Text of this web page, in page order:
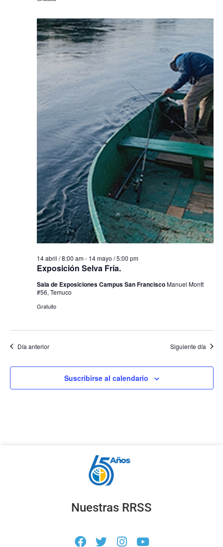
Exposición Selva Fría.
14 abril / 8:00 am- 14 mayo / 5:00 pm
Sala de Exposiciones Campus San FranciscoManuel Montt
#56, Temuco
Gratuito
Día anterior Siguiente día
Suscribirse al calendario
Nuestras RRSS